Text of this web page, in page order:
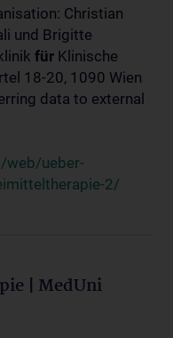
Christian
und Brigitte
für Klinische
18-20, 1090 Wien
data to external
web/ueber-
2/
| MedUni